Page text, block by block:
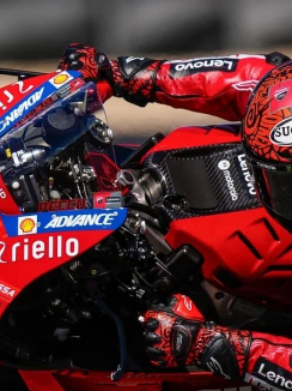
MOTO GP
Silverstone : Horaires et
Grande-Bretagne